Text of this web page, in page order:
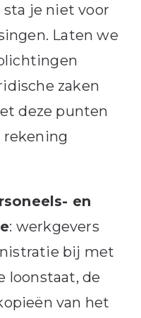
je niet voor
Laten we
zaken
deze punten
rekening
en
: werkgevers
bij met
loonstaat, de
van het